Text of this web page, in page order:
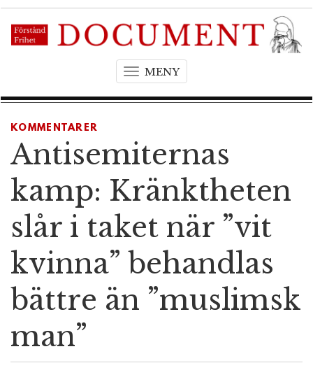
MENYT
g
n
i
g
a
t
i
o
KOMMENTARER
Antisemiternas
kamp: Kränktheten
slår i taket när ”vit
kvinna” behandlas
bättre än ”muslimsk
man”